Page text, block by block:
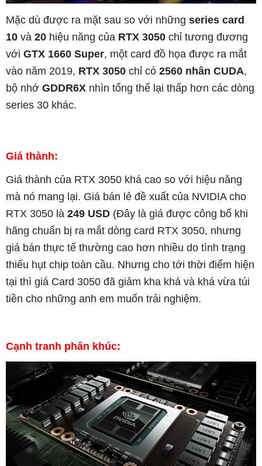
Mặc dù được ra mặt sau so với những series card
10 và 20 hiệu năng của RTX 3050 chỉ tương đương
với GTX 1660 Super, một card đồ họa được ra mắt
vào năm 2019, RTX 3050 chỉ có 2560 nhân CUDA,
bộ nhớ GDDR6X nhìn tổng thể lại thấp hơn các dòng
series 30 khác.
Giá thành:
Giá thành của RTX 3050 khá cao so với hiệu năng
mà nó mang lại. Giá bán lẻ đề xuất của NVIDIA cho
RTX 3050 là 249 USD (Đây là giá được công bố khi
hãng chuẩn bị ra mắt dòng card RTX 3050, nhưng
giá bán thực tế thường cao hơn nhiều do tình trạng
thiếu hụt chip toàn cầu. Nhưng cho tới thời điểm hiện
tại thì giá Card 3050 đã giảm kha khá và khá vừa túi
tiền cho những anh em muốn trải nghiệm.
Cạnh tranh phân khúc: